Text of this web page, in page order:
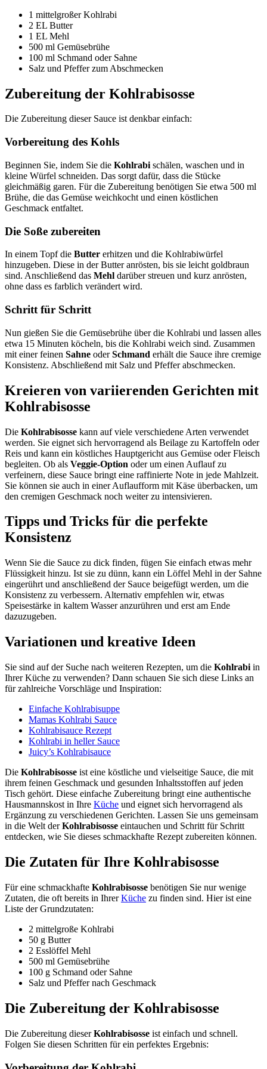
1 mittelgroßer Kohlrabi
2 EL Butter
1 EL Mehl
500 ml Gemüsebrühe
100 ml Schmand oder Sahne
Salz und Pfeffer zum Abschmecken
Zubereitung der Kohlrabisosse
Die Zubereitung dieser Sauce ist denkbar einfach:
Vorbereitung des Kohls
Beginnen Sie, indem Sie die Kohlrabi schälen, waschen und in
kleine Würfel schneiden. Das sorgt dafür, dass die Stücke
gleichmäßig garen. Für die Zubereitung benötigen Sie etwa 500 ml
Brühe, die das Gemüse weichkocht und einen köstlichen
Geschmack entfaltet.
Die Soße zubereiten
In einem Topf die Butter erhitzen und die Kohlrabiwürfel
hinzugeben. Diese in der Butter anrösten, bis sie leicht goldbraun
sind. Anschließend das Mehl darüber streuen und kurz anrösten,
ohne dass es farblich verändert wird.
Schritt für Schritt
Nun gießen Sie die Gemüsebrühe über die Kohlrabi und lassen alles
etwa 15 Minuten köcheln, bis die Kohlrabi weich sind. Zusammen
mit einer feinen Sahne oderSchmand erhält die Sauce ihre cremige
Konsistenz. Abschließend mit Salz und Pfeffer abschmecken.
Kreieren von variierenden Gerichten mit
Kohlrabisosse
Die Kohlrabisosse kann auf viele verschiedene Arten verwendet
werden. Sie eignet sich hervorragend als Beilage zu Kartoffeln oder
Reis und kann ein köstliches Hauptgericht aus Gemüse oder Fleisch
begleiten. Ob als Veggie-Option oder um einen Auflauf zu
verfeinern, diese Sauce bringt eine raffinierte Note in jede Mahlzeit.
Sie können sie auch in einer Auflaufform mit Käse überbacken, um
den cremigen Geschmack noch weiter zu intensivieren.
Tipps und Tricks für die perfekte
Konsistenz
Wenn Sie die Sauce zu dick finden, fügen Sie einfach etwas mehr
Flüssigkeit hinzu. Ist sie zu dünn, kann ein Löffel Mehl in der Sahne
eingerührt und anschließend der Sauce beigefügt werden, um die
Konsistenz zu verbessern. Alternativ empfehlen wir, etwas
Speisestärke in kaltem Wasser anzurühren und erst am Ende
dazuzugeben.
Variationen und kreative Ideen
Sie sind auf der Suche nach weiteren Rezepten, um die Kohlrabi in
Ihrer Küche zu verwenden? Dann schauen Sie sich diese Links an
für zahlreiche Vorschläge und Inspiration:
Einfache Kohlrabisuppe
Mamas Kohlrabi Sauce
Kohlrabisauce Rezept
Kohlrabi in heller Sauce
Juicy’s Kohlrabisauce
Die Kohlrabisosse ist eine köstliche und vielseitige Sauce, die mit
ihrem feinen Geschmack und gesunden Inhaltsstoffen auf jeden
Tisch gehört. Diese einfache Zubereitung bringt eine authentische
Hausmannskost in Ihre Küche und eignet sich hervorragend als
Ergänzung zu verschiedenen Gerichten. Lassen Sie uns gemeinsam
in die Welt derKohlrabisosse eintauchen und Schritt für Schritt
entdecken, wie Sie dieses schmackhafte Rezept zubereiten können.
Die Zutaten für Ihre Kohlrabisosse
Für eine schmackhafte Kohlrabisosse benötigen Sie nur wenige
Zutaten, die oft bereits in IhrerKüche zu finden sind. Hier ist eine
Liste der Grundzutaten:
2 mittelgroße Kohlrabi
50 g Butter
2 Esslöffel Mehl
500 ml Gemüsebrühe
100 g Schmand oder Sahne
Salz und Pfeffer nach Geschmack
Die Zubereitung der Kohlrabisosse
Die Zubereitung dieserKohlrabisosse ist einfach und schnell.
Folgen Sie diesen Schritten für ein perfektes Ergebnis: